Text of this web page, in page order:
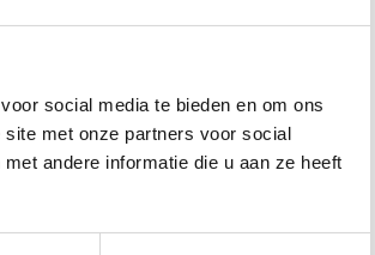
social media te bieden en om ons
met onze partners voor social
andere informatie die u aan ze heeft